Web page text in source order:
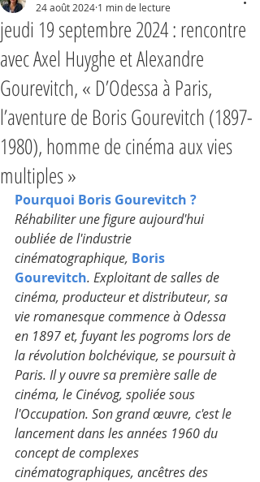
jeudi 19 septembre 2024 : rencontre
avec Axel Huyghe et Alexandre
Gourevitch, « D’Odessa à Paris,
l’aventure de Boris Gourevitch (1897-
1980), homme de cinéma aux vies
multiples »
24 août 2024 1 min de lecture
Pourquoi Boris Gourevitch ?
Réhabiliter une figure aujourd'hui
oubliée de l'industrie
cinématographique, Boris
Gourevitch. Exploitant de salles de
cinéma, producteur et distributeur, sa
vie romanesque commence à Odessa
en 1897 et, fuyant les pogroms lors de
la révolution bolchévique, se poursuit à
Paris. Il y ouvre sa première salle de
cinéma, le Cinévog, spoliée sous
l'Occupation. Son grand œuvre, c'est le
lancement dans les années 1960 du
concept de complexes
cinématographiques, ancêtres des